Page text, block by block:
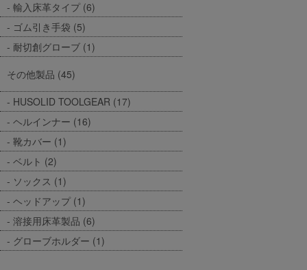
輸入床革タイプ (6)
ゴム引き手袋 (5)
耐切創グローブ (1)
その他製品 (45)
HUSOLID TOOLGEAR (17)
ヘルインナー (16)
靴カバー (1)
ベルト (2)
ソックス (1)
ヘッドアップ (1)
溶接用床革製品 (6)
グローブホルダー (1)